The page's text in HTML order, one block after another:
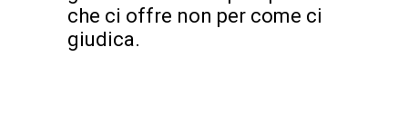
che ci offre non per come ci
giudica.